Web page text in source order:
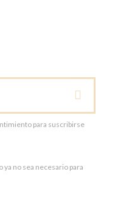
para suscribirse
no sea necesario para